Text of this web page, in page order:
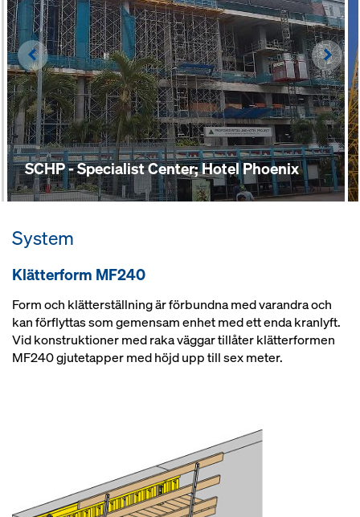
SCHP - Specialist Center; Hotel Phoenix
Left
System
Klätterform MF240
Form och klätterställning är förbundna med varandra och
kan förflyttas som gemensam enhet med ett enda kranlyft.
Vid konstruktioner med raka väggar tillåter klätterformen
MF240 gjutetapper med höjd upp till sex meter.